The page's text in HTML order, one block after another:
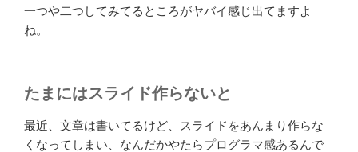
一つや二つしてみてるところがヤバイ感じ出てますよ
ね。
たまにはスライド作らないと
最近、文章は書いてるけど、スライドをあんまり作らな
くなってしまい、なんだかやたらプログラマ感あるんで